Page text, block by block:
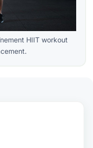
HIIT workout